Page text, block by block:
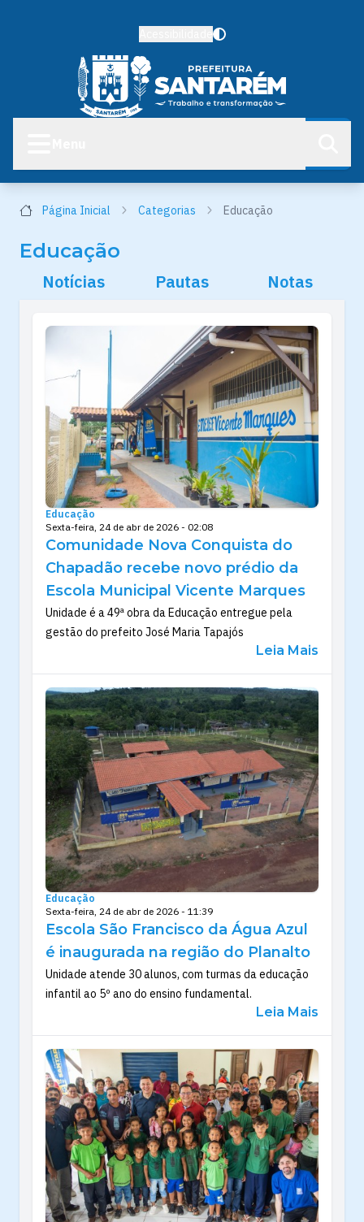
Página Inicial Categorias Educação
Educação
Notícias Pautas Notas
Educação
Sexta-feira, 24 de abr de 2026 - 02:08
Comunidade Nova Conquista do
Chapadão recebe novo prédio da
Escola Municipal Vicente Marques
Unidade é a 49ª obra da Educação entregue pela
gestão do prefeito José Maria Tapajós
Leia Mais
Educação
Sexta-feira, 24 de abr de 2026 - 11:39
Escola São Francisco da Água Azul
é inaugurada na região do Planalto
Unidade atende 30 alunos, com turmas da educação
infantil ao 5º ano do ensino fundamental.
Leia Mais